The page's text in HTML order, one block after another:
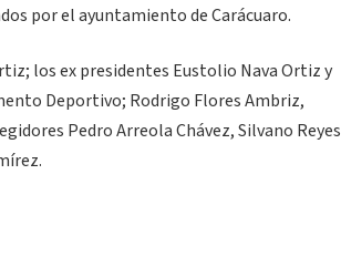
por el ayuntamiento de Carácuaro.
los ex presidentes Eustolio Nava Ortiz y
Deportivo; Rodrigo Flores Ambriz,
Pedro Arreola Chávez, Silvano Reyes